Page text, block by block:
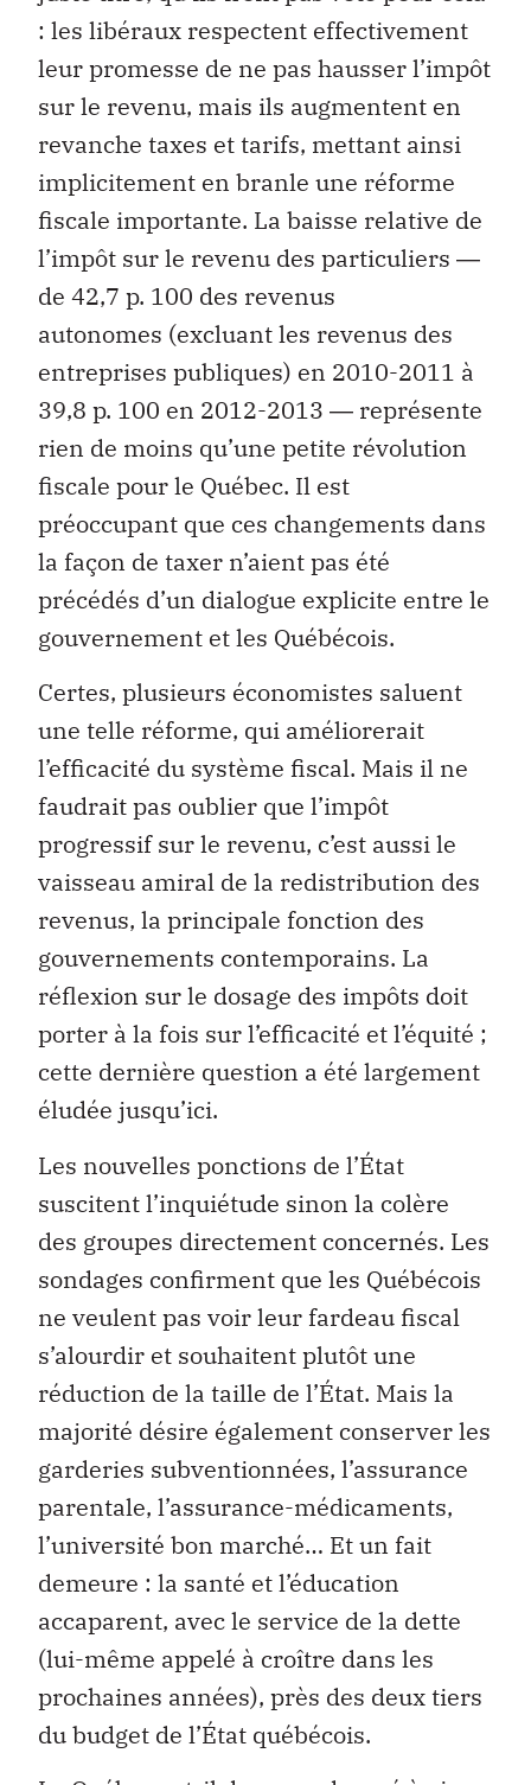
: les libéraux respectent effectivement
leur promesse de ne pas hausser l’impôt
sur le revenu, mais ils augmentent en
revanche taxes et tarifs, mettant ainsi
implicitement en branle une réforme
fiscale importante. La baisse relative de
l’impôt sur le revenu des particuliers ―
de 42,7 p. 100 des revenus
autonomes (excluant les revenus des
entreprises publiques) en 2010-2011 à
39,8 p. 100 en 2012-2013 ― représente
rien de moins qu’une petite révolution
fiscale pour le Québec. Il est
préoccupant que ces changements dans
la façon de taxer n’aient pas été
précédés d’un dialogue explicite entre le
gouvernement et les Québécois.
Certes, plusieurs économistes saluent
une telle réforme, qui améliorerait
l’efficacité du système fiscal. Mais il ne
faudrait pas oublier que l’impôt
progressif sur le revenu, c’est aussi le
vaisseau amiral de la redistribution des
revenus, la principale fonction des
gouvernements contemporains. La
réflexion sur le dosage des impôts doit
porter à la fois sur l’efficacité et l’équité ;
cette dernière question a été largement
éludée jusqu’ici.
Les nouvelles ponctions de l’État
suscitent l’inquiétude sinon la colère
des groupes directement concernés. Les
sondages confirment que les Québécois
ne veulent pas voir leur fardeau fiscal
s’alourdir et souhaitent plutôt une
réduction de la taille de l’État. Mais la
majorité désire également conserver les
garderies subventionnées, l’assurance
parentale, l’assurance-médicaments,
l’université bon marché… Et un fait
demeure : la santé et l’éducation
accaparent, avec le service de la dette
(lui-même appelé à croître dans les
prochaines années), près des deux tiers
du budget de l’État québécois.